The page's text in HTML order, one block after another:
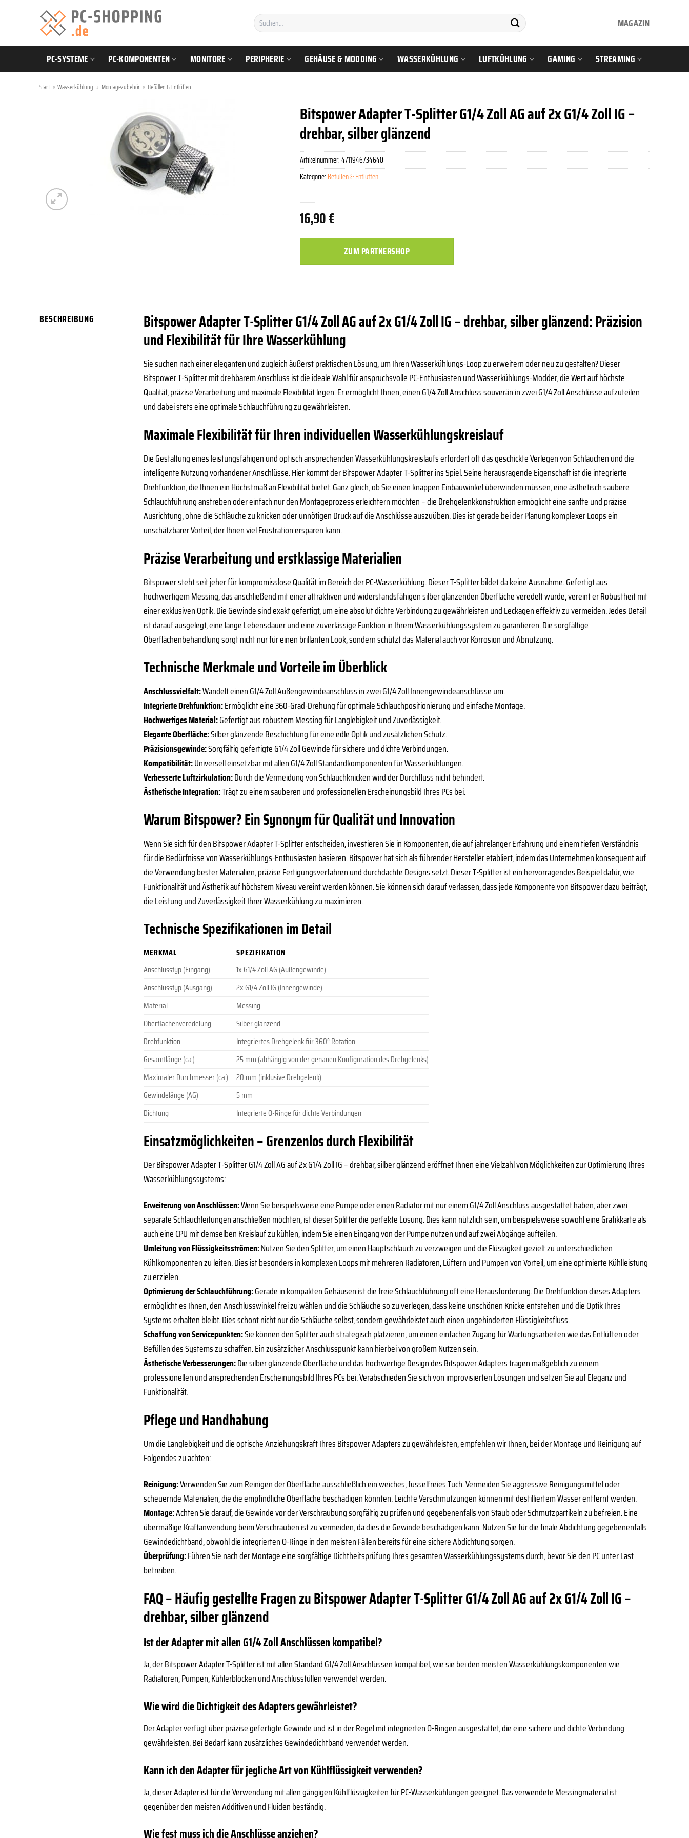
Suchen
nach:
MAGAZIN
PC-SYSTEME PC-KOMPONENTEN MONITORE PERIPHERIE GEHÄUSE & MODDING WASSERKÜHLUNG LUFTKÜHLUNG GAMING STREAMING
Start » Wasserkühlung » Montagezubehör » Befüllen & Entlüften
Bitspower Adapter T-Splitter G1/4 Zoll AG auf 2x G1/4 Zoll IG –
drehbar, silber glänzend
16,90€
ZUM PARTNERSHOP
Artikelnummer:4711946734640
Kategorie: Befüllen & Entlüften
BESCHREIBUNG
Bitspower Adapter T-Splitter G1/4 Zoll AG auf 2x G1/4 Zoll IG – drehbar, silber glänzend: Präzision
und Flexibilität für Ihre Wasserkühlung
Sie suchen nach einer eleganten und zugleich äußerst praktischen Lösung, um Ihren Wasserkühlungs-Loop zu erweitern oder neu zu gestalten? Dieser
Bitspower T-Splitter mit drehbarem Anschluss ist die ideale Wahl für anspruchsvolle PC-Enthusiasten und Wasserkühlungs-Modder, die Wert auf höchste
Qualität, präzise Verarbeitung und maximale Flexibilität legen. Er ermöglicht Ihnen, einen G1/4 Zoll Anschluss souverän in zwei G1/4 Zoll Anschlüsse aufzuteilen
und dabei stets eine optimale Schlauchführung zu gewährleisten.
Maximale Flexibilität für Ihren individuellen Wasserkühlungskreislauf
Die Gestaltung eines leistungsfähigen und optisch ansprechenden Wasserkühlungskreislaufs erfordert oft das geschickte Verlegen von Schläuchen und die
intelligente Nutzung vorhandener Anschlüsse. Hier kommt der Bitspower Adapter T-Splitter ins Spiel. Seine herausragende Eigenschaft ist die integrierte
Drehfunktion, die Ihnen ein Höchstmaß an Flexibilität bietet. Ganz gleich, ob Sie einen knappen Einbauwinkel überwinden müssen, eine ästhetisch saubere
Schlauchführung anstreben oder einfach nur den Montageprozess erleichtern möchten – die Drehgelenkkonstruktion ermöglicht eine sanfte und präzise
Ausrichtung, ohne die Schläuche zu knicken oder unnötigen Druck auf die Anschlüsse auszuüben. Dies ist gerade bei der Planung komplexer Loops ein
unschätzbarer Vorteil, der Ihnen viel Frustration ersparen kann.
Präzise Verarbeitung und erstklassige Materialien
Bitspower steht seit jeher für kompromisslose Qualität im Bereich der PC-Wasserkühlung. Dieser T-Splitter bildet da keine Ausnahme. Gefertigt aus
hochwertigem Messing, das anschließend mit einer attraktiven und widerstandsfähigen silber glänzenden Oberfläche veredelt wurde, vereint er Robustheit mit
einer exklusiven Optik. Die Gewinde sind exakt gefertigt, um eine absolut dichte Verbindung zu gewährleisten und Leckagen effektiv zu vermeiden. Jedes Detail
ist darauf ausgelegt, eine lange Lebensdauer und eine zuverlässige Funktion in Ihrem Wasserkühlungssystem zu garantieren. Die sorgfältige
Oberflächenbehandlung sorgt nicht nur für einen brillanten Look, sondern schützt das Material auch vor Korrosion und Abnutzung.
Technische Merkmale und Vorteile im Überblick
Anschlussvielfalt:Wandelt einen G1/4 Zoll Außengewindeanschluss in zwei G1/4 Zoll Innengewindeanschlüsse um.
Integrierte Drehfunktion:Ermöglicht eine 360-Grad-Drehung für optimale Schlauchpositionierung und einfache Montage.
Hochwertiges Material:Gefertigt aus robustem Messing für Langlebigkeit und Zuverlässigkeit.
Elegante Oberfläche:Silber glänzende Beschichtung für eine edle Optik und zusätzlichen Schutz.
Präzisionsgewinde:Sorgfältig gefertigte G1/4 Zoll Gewinde für sichere und dichte Verbindungen.
Kompatibilität:Universell einsetzbar mit allen G1/4 Zoll Standardkomponenten für Wasserkühlungen.
Verbesserte Luftzirkulation:Durch die Vermeidung von Schlauchknicken wird der Durchfluss nicht behindert.
Ästhetische Integration:Trägt zu einem sauberen und professionellen Erscheinungsbild Ihres PCs bei.
Warum Bitspower? Ein Synonym für Qualität und Innovation
Wenn Sie sich für den Bitspower Adapter T-Splitter entscheiden, investieren Sie in Komponenten, die auf jahrelanger Erfahrung und einem tiefen Verständnis
für die Bedürfnisse von Wasserkühlungs-Enthusiasten basieren. Bitspower hat sich als führender Hersteller etabliert, indem das Unternehmen konsequent auf
die Verwendung bester Materialien, präzise Fertigungsverfahren und durchdachte Designs setzt. Dieser T-Splitter ist ein hervorragendes Beispiel dafür, wie
Funktionalität und Ästhetik auf höchstem Niveau vereint werden können. Sie können sich darauf verlassen, dass jede Komponente von Bitspower dazu beiträgt,
die Leistung und Zuverlässigkeit Ihrer Wasserkühlung zu maximieren.
Technische Spezifikationen im Detail
MERKMAL
SPEZIFIKATION
Anschlusstyp (Eingang)
1x G1/4 Zoll AG (Außengewinde)
Anschlusstyp (Ausgang)
2x G1/4 Zoll IG (Innengewinde)
Material
Messing
Oberflächenveredelung
Silber glänzend
Drehfunktion
Integriertes Drehgelenk für 360° Rotation
Gesamtlänge (ca.)
25 mm (abhängig von der genauen Konfiguration des Drehgelenks)
Maximaler Durchmesser (ca.)
20 mm (inklusive Drehgelenk)
Gewindelänge (AG)
5 mm
Dichtung
Integrierte O-Ringe für dichte Verbindungen
Einsatzmöglichkeiten – Grenzenlos durch Flexibilität
Der Bitspower Adapter T-Splitter G1/4 Zoll AG auf 2x G1/4 Zoll IG – drehbar, silber glänzend eröffnet Ihnen eine Vielzahl von Möglichkeiten zur Optimierung Ihres
Wasserkühlungssystems:
Erweiterung von Anschlüssen:Wenn Sie beispielsweise eine Pumpe oder einen Radiator mit nur einem G1/4 Zoll Anschluss ausgestattet haben, aber zwei
separate Schlauchleitungen anschließen möchten, ist dieser Splitter die perfekte Lösung. Dies kann nützlich sein, um beispielsweise sowohl eine Grafikkarte als
auch eine CPU mit demselben Kreislauf zu kühlen, indem Sie einen Eingang von der Pumpe nutzen und auf zwei Abgänge aufteilen.
Umleitung von Flüssigkeitsströmen:Nutzen Sie den Splitter, um einen Hauptschlauch zu verzweigen und die Flüssigkeit gezielt zu unterschiedlichen
Kühlkomponenten zu leiten. Dies ist besonders in komplexen Loops mit mehreren Radiatoren, Lüftern und Pumpen von Vorteil, um eine optimierte Kühlleistung
zu erzielen.
Optimierung der Schlauchführung:Gerade in kompakten Gehäusen ist die freie Schlauchführung oft eine Herausforderung. Die Drehfunktion dieses Adapters
ermöglicht es Ihnen, den Anschlusswinkel frei zu wählen und die Schläuche so zu verlegen, dass keine unschönen Knicke entstehen und die Optik Ihres
Systems erhalten bleibt. Dies schont nicht nur die Schläuche selbst, sondern gewährleistet auch einen ungehinderten Flüssigkeitsfluss.
Schaffung von Servicepunkten:Sie können den Splitter auch strategisch platzieren, um einen einfachen Zugang für Wartungsarbeiten wie das Entlüften oder
Befüllen des Systems zu schaffen. Ein zusätzlicher Anschlusspunkt kann hierbei von großem Nutzen sein.
Ästhetische Verbesserungen:Die silber glänzende Oberfläche und das hochwertige Design des Bitspower Adapters tragen maßgeblich zu einem
professionellen und ansprechenden Erscheinungsbild Ihres PCs bei. Verabschieden Sie sich von improvisierten Lösungen und setzen Sie auf Eleganz und
Funktionalität.
Pflege und Handhabung
Um die Langlebigkeit und die optische Anziehungskraft Ihres Bitspower Adapters zu gewährleisten, empfehlen wir Ihnen, bei der Montage und Reinigung auf
Folgendes zu achten:
Reinigung:Verwenden Sie zum Reinigen der Oberfläche ausschließlich ein weiches, fusselfreies Tuch. Vermeiden Sie aggressive Reinigungsmittel oder
scheuernde Materialien, die die empfindliche Oberfläche beschädigen könnten. Leichte Verschmutzungen können mit destilliertem Wasser entfernt werden.
Montage:Achten Sie darauf, die Gewinde vor der Verschraubung sorgfältig zu prüfen und gegebenenfalls von Staub oder Schmutzpartikeln zu befreien. Eine
übermäßige Kraftanwendung beim Verschrauben ist zu vermeiden, da dies die Gewinde beschädigen kann. Nutzen Sie für die finale Abdichtung gegebenenfalls
Gewindedichtband, obwohl die integrierten O-Ringe in den meisten Fällen bereits für eine sichere Abdichtung sorgen.
Überprüfung:Führen Sie nach der Montage eine sorgfältige Dichtheitsprüfung Ihres gesamten Wasserkühlungssystems durch, bevor Sie den PC unter Last
betreiben.
FAQ – Häufig gestellte Fragen zu Bitspower Adapter T-Splitter G1/4 Zoll AG auf 2x G1/4 Zoll IG –
drehbar, silber glänzend
Ist der Adapter mit allen G1/4 Zoll Anschlüssen kompatibel?
Ja, der Bitspower Adapter T-Splitter ist mit allen Standard G1/4 Zoll Anschlüssen kompatibel, wie sie bei den meisten Wasserkühlungskomponenten wie
Radiatoren, Pumpen, Kühlerblöcken und Anschlusstüllen verwendet werden.
Wie wird die Dichtigkeit des Adapters gewährleistet?
Der Adapter verfügt über präzise gefertigte Gewinde und ist in der Regel mit integrierten O-Ringen ausgestattet, die eine sichere und dichte Verbindung
gewährleisten. Bei Bedarf kann zusätzliches Gewindedichtband verwendet werden.
Kann ich den Adapter für jegliche Art von Kühlflüssigkeit verwenden?
Ja, dieser Adapter ist für die Verwendung mit allen gängigen Kühlflüssigkeiten für PC-Wasserkühlungen geeignet. Das verwendete Messingmaterial ist
gegenüber den meisten Additiven und Fluiden beständig.
Wie fest muss ich die Anschlüsse anziehen?